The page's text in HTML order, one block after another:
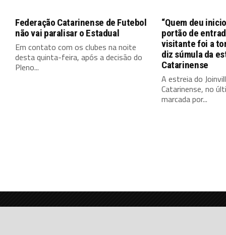
Federação Catarinense de Futebol
não vai paralisar o Estadual
Em contato com os clubes na noite
desta quinta-feira, após a decisão do
Pleno...
“Quem deu
portão de
visitante foi a
diz súmula da
Catarinense
A estreia do
Catarinense, no
marcada por...